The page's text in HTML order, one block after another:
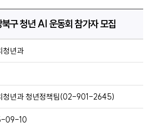
구 청년 AI 운동회 참가자 모집
청년과
청년과 청년정책팀(02-901-2645)
09-10